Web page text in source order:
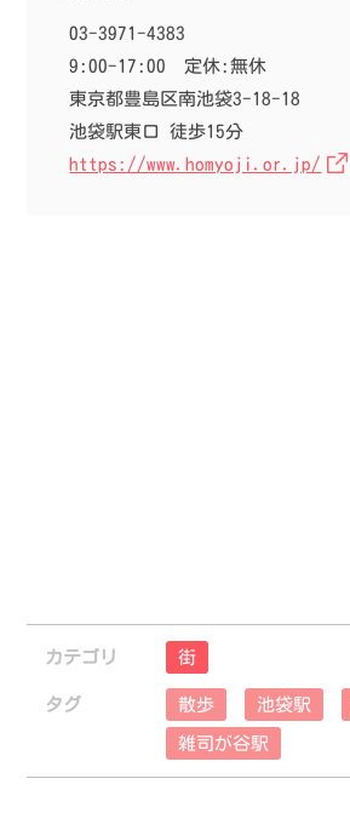
03-3971-4383
9:00-17:00
定休:無休
東京都豊島区南池袋3-18-18
池袋駅東口 徒歩15分
https://www.homyoji.or.jp/
カテゴリ 街
タグ 散歩 池袋駅
雑司が谷駅